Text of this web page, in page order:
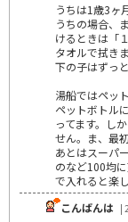
うちは1歳3ヶ
うちの場合、
けるときは「
タオルで拭き
下の子はずっ
湯船ではペッ
ペットボトル
ってます。し
せん。ま、最
あとはスーパ
のなど100均
で入れると楽
こんばんは |